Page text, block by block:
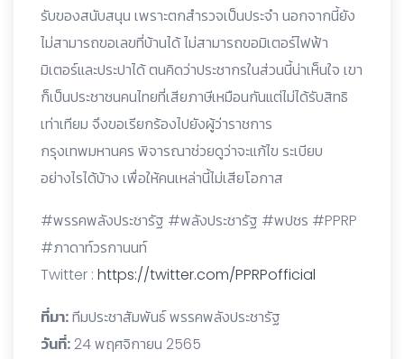
รับของสนับสนุน เพราะตกสำรวจเป็นประจำ นอกจากนี้ยัง
ไม่สามารถขอเลขที่บ้านได้ ไม่สามารถขอมิเตอร์ไฟฟ้า
มิเตอร์และประปาได้ ตนคิดว่าประชากรในส่วนนี้น่าเห็นใจ เขา
ก็เป็นประชาชนคนไทยที่เสียภาษีเหมือนกันแต่ไม่ได้รับสิทธิ
เท่าเทียม จึงขอเรียกร้องไปยังผู้ว่าราชการ
กรุงเทพมหานคร พิจารณาช่วยดูว่าจะแก้ไข ระเบียบ
อย่างไรได้บ้าง เพื่อให้คนเหล่านี้ไม่เสียโอกาส
#พรรคพลังประชารัฐ #พลังประชารัฐ #พปชร #PPRP
#ภาดาท์วรกานนท์
Twitter : https://twitter.com/PPRPofficial
ที่มา:ทีมประชาสัมพันธ์ พรรคพลังประชารัฐ
วันที่: 24 พฤศจิกายน 2565